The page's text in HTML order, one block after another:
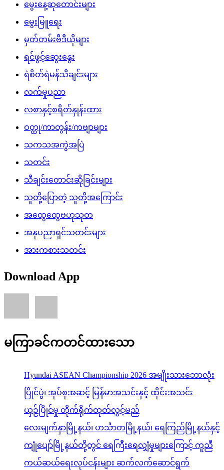
မွေးနေ့ဆုတောင်းများ
မွေးမြူရေး
မှတ်တမ်းဗီဒီယိုများ
ရင်ဖွင့်ဆွေးနွေး
ရဲစိတ်ရဲမန်သီချင်းများ
လက်မှုပညာ
လစာနှင့်စရိတ်နှုန်းထား
ဝတ္ထု/ကာတွန်း/ကဗျာများ
သကသအကွဲအပြဲ
သတင်း
သီချင်းတောင်းဆိုခြင်းများ
သူတို့ပြောတဲ့ သူတို့အကြောင်း
အထွေထွေဗဟုသုတ
အနုပညာရှင်သတင်းများ
အားကစားသတင်း
Download App
မကြာခင်ကတင်ထားသော
Hyundai ASEAN Championship 2026 အမျိုးသားဘောလုံး
ပြိုင်ပွဲ၊ အုပ်စုအဆင့် မြန်မာအသင်းနှင့် ထိုင်းအသင်း
ယှဉ်ပြိုင်မှု တိုက်ရိုက်ထုတ်လွှင့်မည်
လေးမျက်နှာမြို့နယ်၊ ဟင်္သာတမြို့နယ်၊ ရေကြည်မြို့နယ်နှင့်
ကျုံပျော်မြို့နယ်တို့တွင် ရေကြီးရေလျှံမှုများကြောင့် ကူညီ
ကယ်ဆယ်ရေးလုပ်ငန်းများ ဆက်လက်ဆောင်ရွက်